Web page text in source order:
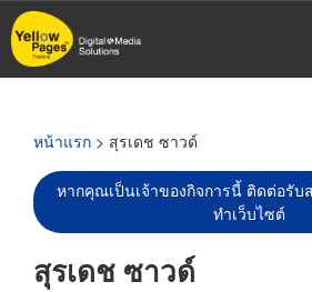
ข้าม
ไป
หน้าแรก > สุรเดช ซาวด์
หากคุณเป็นเจ้าของกิจการนี้ ติดต่อรับ
ทำเว็บไซต์
สุรเดช ซาวด์